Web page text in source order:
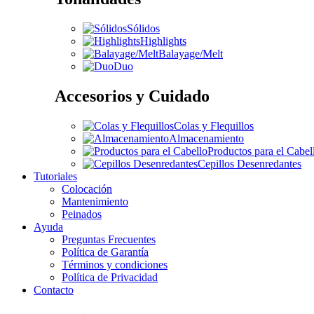
Sólidos
Highlights
Balayage/Melt
Duo
Accesorios y Cuidado
Colas y Flequillos
Almacenamiento
Productos para el
Cepillos Desenredantes
Tutoriales
Colocación
Mantenimiento
Peinados
Ayuda
Preguntas Frecuentes
Política de Garantía
Términos y condiciones
Política de Privacidad
Contacto